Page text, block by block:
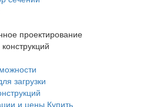
проектирование
загрузки
и цены Купить